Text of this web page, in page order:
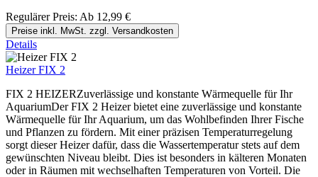
Regulärer Preis: Ab 12,99 €
Preise inkl. MwSt. zzgl. Versandkosten
Details
Heizer FIX 2
FIX 2 HEIZERZuverlässige und konstante Wärmequelle für Ihr
AquariumDer FIX 2 Heizer bietet eine zuverlässige und konstante
Wärmequelle für Ihr Aquarium, um das Wohlbefinden Ihrer Fische
und Pflanzen zu fördern. Mit einer präzisen Temperaturregelung
sorgt dieser Heizer dafür, dass die Wassertemperatur stets auf dem
gewünschten Niveau bleibt. Dies ist besonders in kälteren Monaten
oder in Räumen mit wechselhaften Temperaturen von Vorteil. Die